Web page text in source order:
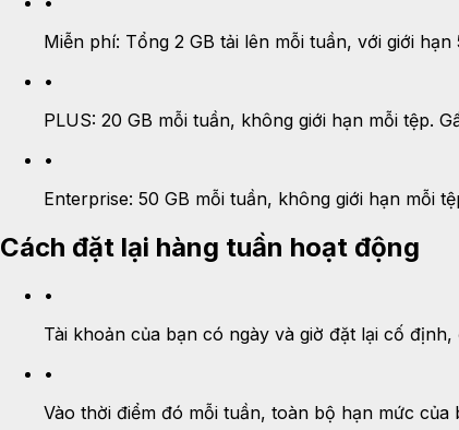
Miễn phí: Tổng 2 GB tải lên mỗi tuần, với giới hạn
•
PLUS: 20 GB mỗi tuần, không giới hạn mỗi tệp.
•
Enterprise: 50 GB mỗi tuần, không giới hạn mỗi
Cách đặt lại hàng tuần hoạt động
•
Tài khoản của bạn có ngày và giờ đặt lại cố
•
Vào thời điểm đó mỗi tuần, toàn bộ hạn mức